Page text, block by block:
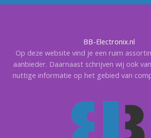
BB-Electronix.nl
Op deze website vind je een ruim
aanbieder. Daarnaast schrijven wij ook
nuttige informatie op het gebied van